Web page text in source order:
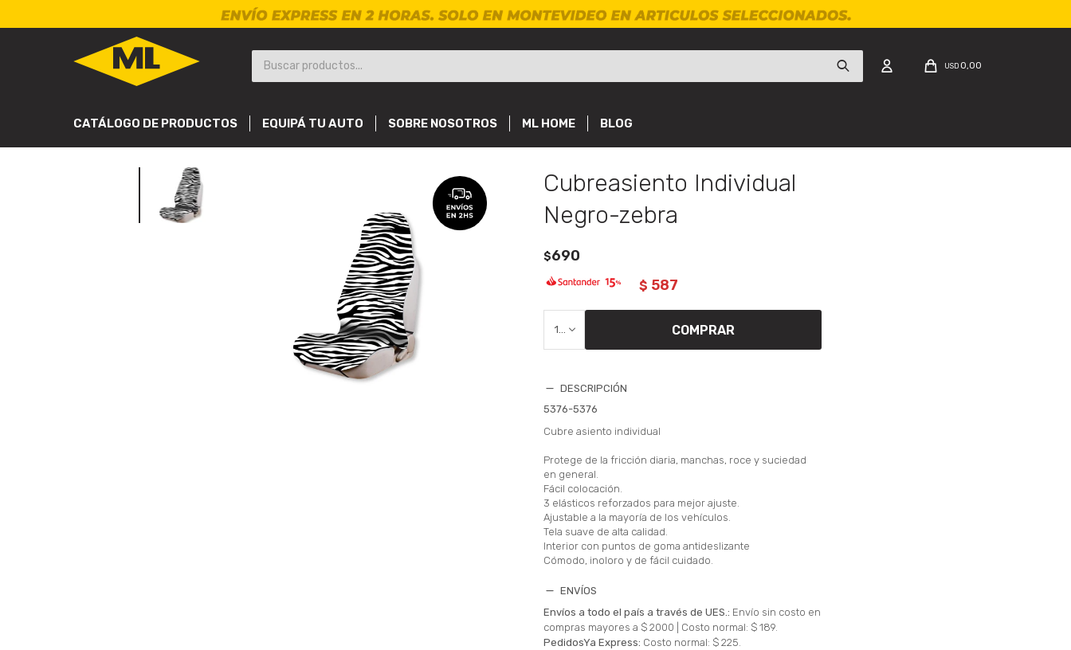
CATÁLOGO DE PRODUCTOS EQUIPÁ TU AUTO SOBRE NOSOTROS ML HOME BLOG
USD 0,00
Cubreasiento Individual
Negro-zebra
$690
$ 587
COMPRAR
DESCRIPCIÓN
5376-5376
Cubre asiento individual
Protege de la fricción diaria, manchas, roce y suciedad
en general.
Fácil colocación.
3 elásticos reforzados para mejor ajuste.
Ajustable a la mayoría de los vehículos.
Tela suave de alta calidad.
Interior con puntos de goma antideslizante
Cómodo, inoloro y de fácil cuidado.
ENVÍOS
Envíos a todo el país a través de UES.: Envío sin costo en
compras mayores a $ 2000 | Costo normal: $ 189.
PedidosYa Express: Costo normal: $ 225.